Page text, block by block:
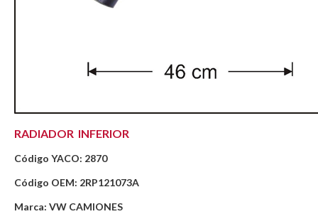
RADIADOR INFERIOR
Código YACO: 2870
Código OEM: 2RP121073A
Marca: VW CAMIONES